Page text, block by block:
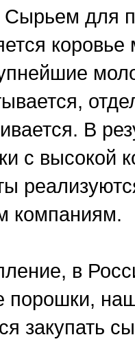
для
В
с высокой
компаниям.
в
порошки,
закупать